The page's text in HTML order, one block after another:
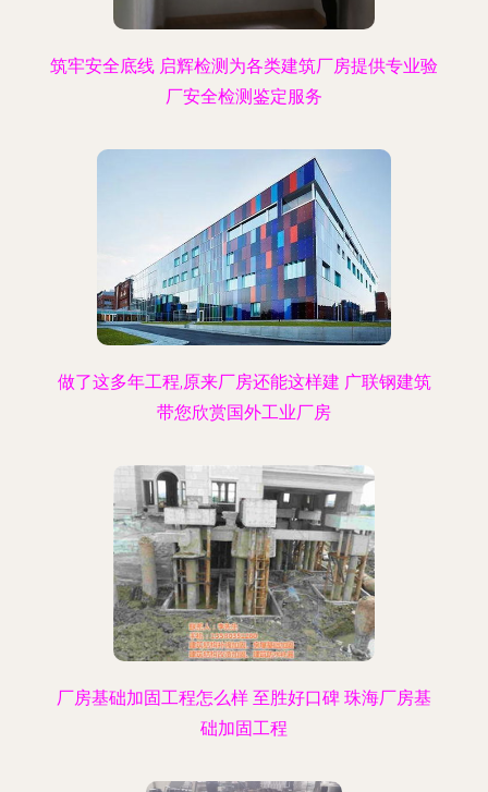
筑牢安全底线 启辉检测为各类建筑厂房提供专业验
厂安全检测鉴定服务
做了这多年工程,原来厂房还能这样建 广联钢建筑
带您欣赏国外工业厂房
厂房基础加固工程怎么样 至胜好口碑 珠海厂房基
础加固工程